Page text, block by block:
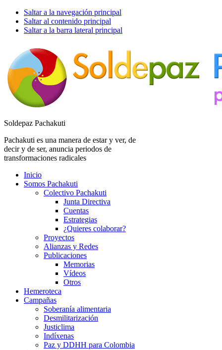
Saltar a la navegación principal
Saltar al contenido principal
Saltar a la barra lateral principal
Soldepaz Pachakuti
Pachakuti es una manera de estar y ver, de
decir y de ser, anuncia periodos de
transformaciones radicales
Inicio
Somos Pachakuti
Colectivo Pachakuti
Junta Directiva
Cuentas
Estrategias
¿Quieres colaborar?
Proyectos
Alianzas y Redes
Publicaciones
Memorias
Vídeos
Otros
Hemeroteca
Campañas
Soberanía alimentaria
Desmilitarización
Justiclima
Indíxenas
Paz y DDHH para Colombia